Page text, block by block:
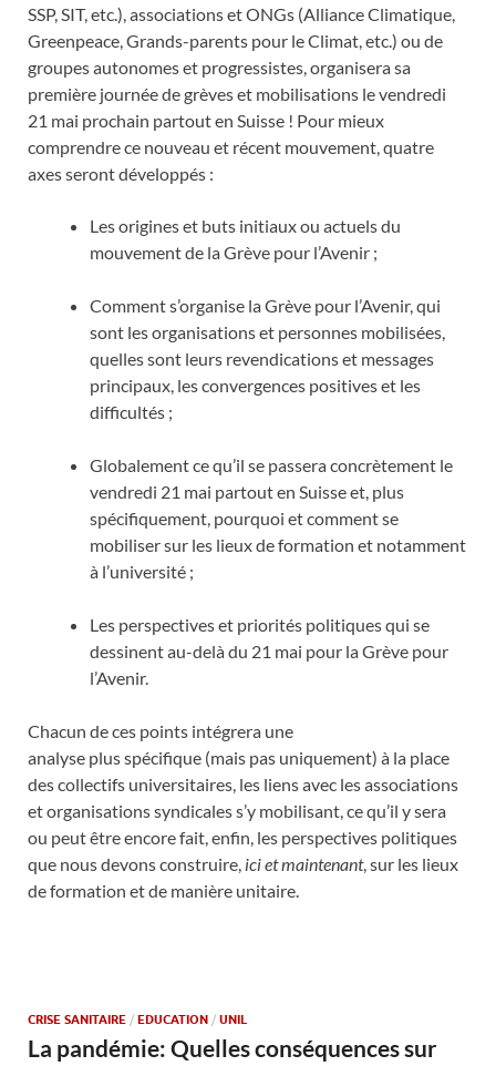
SSP, SIT, etc.), associations et ONGs (Alliance Climatique,
Greenpeace, Grands-parents pour le Climat, etc.) ou de
groupes autonomes et progressistes, organisera sa
première journée de grèves et mobilisations le vendredi
21 mai prochain partout en Suisse ! Pour mieux
comprendre ce nouveau et récent mouvement, quatre
axes seront développés :
Les origines et buts initiaux ou actuels du
mouvement de la Grève pour l’Avenir ;
Comment s’organise la Grève pour l’Avenir, qui
sont les organisations et personnes mobilisées,
quelles sont leurs revendications et messages
principaux, les convergences positives et les
difficultés ;
Globalement ce qu’il se passera concrètement le
vendredi 21 mai partout en Suisse et, plus
spécifiquement, pourquoi et comment se
mobiliser sur les lieux de formation et notamment
à l’université ;
Les perspectives et priorités politiques qui se
dessinent au-delà du 21 mai pour la Grève pour
l’Avenir.
Chacun de ces points intégrera une
analyse plus spécifique (mais pas uniquement) à la place
des collectifs universitaires, les liens avec les associations
et organisations syndicales s’y mobilisant, ce qu’il y sera
ou peut être encore fait, enfin, les perspectives politiques
que nous devons construire, ici et maintenant, sur les lieux
de formation et de manière unitaire.
CRISE SANITAIRE / EDUCATION / UNIL
La pandémie: Quelles conséquences sur